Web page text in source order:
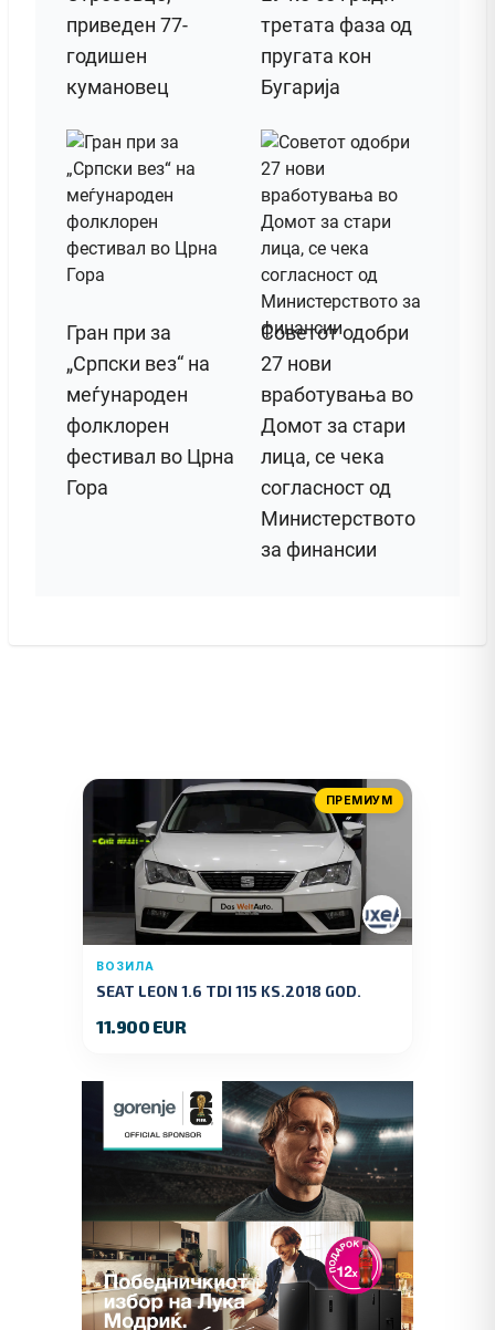
приведен 77-
годишен
кумановец
третата фаза од
пругата кон
Бугарија
Гран при за
„Српски вез“ на
меѓународен
фолклорен
фестивал во Црна
Гора
Советот одобри
27 нови
вработувања во
Домот за стари
лица, се чека
согласност од
Министерството
за финансии
ПРЕМИУМ
ВОЗИЛА
SEAT LEON 1.6 TDI 115 KS.2018 GOD.
11.900 EUR